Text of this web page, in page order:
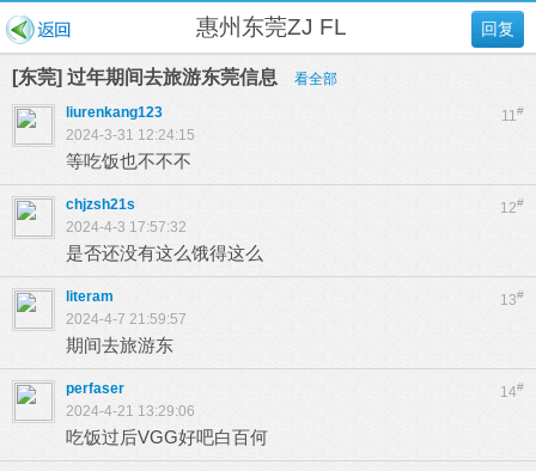
回复
惠州东莞ZJ FL
[东莞] 过年期间去旅游东莞信息 看全部
11#
liurenkang123
2024-3-31 12:24:15
等吃饭也不不不
12#
chjzsh21s
2024-4-3 17:57:32
是否还没有这么饿得这么
13#
literam
2024-4-7 21:59:57
期间去旅游东
14#
perfaser
2024-4-21 13:29:06
吃饭过后VGG好吧白百何